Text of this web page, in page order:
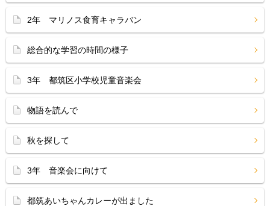
2年 マリノス食育キャラバン
総合的な学習の時間の様子
3年 都筑区小学校児童音楽会
物語を読んで
秋を探して
3年 音楽会に向けて
都筑あいちゃんカレーが出ました